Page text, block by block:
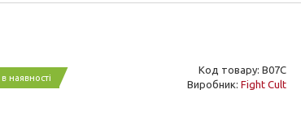
в наявності
Код товару: B07C
Виробник: Fight Cult